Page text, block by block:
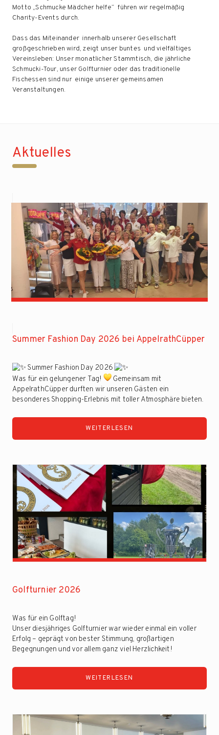
Motto „Schmucke Mädcher helfe“ führen wir regelmäßig
Charity-Events durch.
Dass das Miteinander innerhalb unserer Gesellschaft
großgeschrieben wird, zeigt unser buntes und vielfältiges
Vereinsleben: Unser monatlicher Stammtisch, die jährliche
Schmucki-Tour, unser Golfturnier oder das traditionelle
Fischessen sind nur einige unserer gemeinsamen
Veranstaltungen.
Aktuelles
Summer Fashion Day 2026 bei AppelrathCüpper
Summer Fashion Day 2026
Was für ein gelungener Tag!
Gemeinsam mit
AppelrathCüpper durften wir unseren Gästen ein
besonderes Shopping-Erlebnis mit toller Atmosphäre bieten.
charmanten Moderation unserer Präsidentin Rüya mit viel
Souveränität und Leichtigkeit auf dem Catwalk präsentiert,
während unser Schmucki-Chor für beste Stimmung sorgte.
Das ...
WEITERLESEN
Golfturnier 2026
Was für ein Golftag!
Unser diesjähriges Golfturnier war wieder einmal ein voller
Erfolg – geprägt von bester Stimmung, großartigen
Begegnungen und vor allem ganz viel Herzlichkeit!
unsere Gäste ...
WEITERLESEN